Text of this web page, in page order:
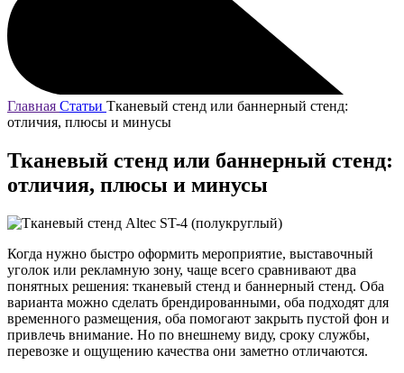
Главная Статьи Тканевый стенд или баннерный стенд:
отличия, плюсы и минусы
Тканевый стенд или баннерный стенд:
отличия, плюсы и минусы
Когда нужно быстро оформить мероприятие, выставочный
уголок или рекламную зону, чаще всего сравнивают два
понятных решения: тканевый стенд и баннерный стенд. Оба
варианта можно сделать брендированными, оба подходят для
временного размещения, оба помогают закрыть пустой фон и
привлечь внимание. Но по внешнему виду, сроку службы,
перевозке и ощущению качества они заметно отличаются.